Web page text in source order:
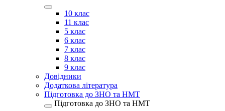
10 клас
11 клас
5 клас
6 клас
7 клас
8 клас
9 клас
Довідники
Додаткова література
Підготовка до ЗНО та НМТ
Підготовка до ЗНО та НМТ